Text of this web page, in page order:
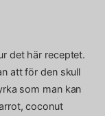
det här receptet.
att för den skull
som man kan
coconut